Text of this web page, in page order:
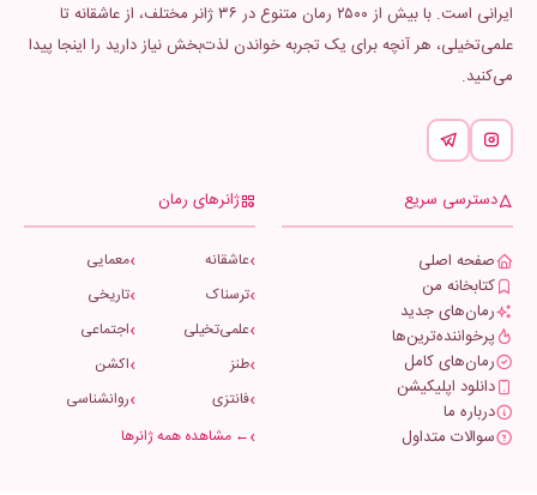
ایرانی است. با بیش از ۲۵۰۰ رمان متنوع در ۳۶ ژانر مختلف، از عاشقانه تا
علمی‌تخیلی، هر آنچه برای یک تجربه خواندن لذت‌بخش نیاز دارید را اینجا پیدا
می‌کنید.
دسترسی سریع
صفحه اصلی
کتابخانه من
رمان‌های جدید
پرخواننده‌ترین‌ها
رمان‌های کامل
دانلود اپلیکیشن
درباره ما
سوالات متداول
ژانرهای رمان
عاشقانه
معمایی
ترسناک
تاریخی
علمی‌تخیلی
اجتماعی
طنز
اکشن
فانتزی
روانشناسی
← مشاهده همه ژانرها